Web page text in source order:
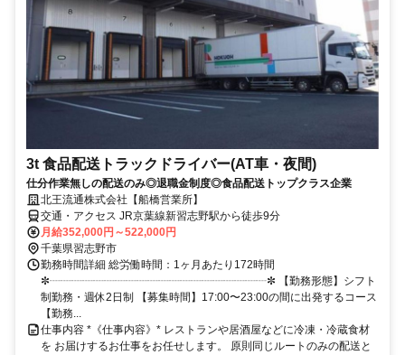
3t 食品配送トラックドライバー(AT車・夜間)
仕分作業無しの配送のみ◎退職金制度◎食品配送トップクラス企業
北王流通株式会社【船橋営業所】
交通・アクセス JR京葉線新習志野駅から徒歩9分
月給352,000円～522,000円
千葉県習志野市
勤務時間詳細 総労働時間：1ヶ月あたり172時間
✼┈┈┈┈┈┈┈┈┈┈┈┈┈┈┈┈┈┈┈┈✼ 【勤務形態】シフト
制勤務・週休2日制 【募集時間】17:00〜23:00の間に出発するコース
【勤務...
仕事内容 *《仕事内容》* レストランや居酒屋などに冷凍・冷蔵食材
を お届けするお仕事をお任せします。 原則同じルートのみの配送と